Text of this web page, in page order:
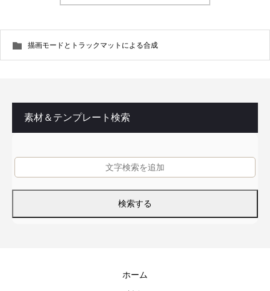
描画モードとトラックマットによる合成
素材＆テンプレート検索
ホーム